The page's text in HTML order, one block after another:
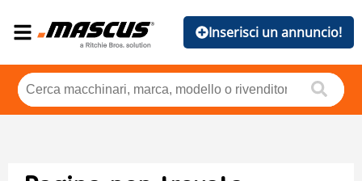
Inserisci un annuncio!